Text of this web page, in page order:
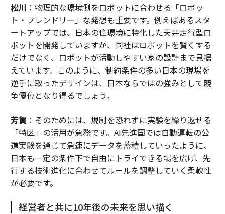
松川 ：物理的な環境側をロボットに合わせる「ロボッ
ト・フレンドリー」な発想も重要です。例えばあるスタ
ートアップでは、日本の住環境に特化した天井走行型ロ
ボットを開発していますが、同社はロボットを賢くする
だけでなく、ロボットが活動しやすい家の設計まで見据
えています。このように、制約条件の多い日本の現場を
逆手に取ったデザインは、日本ならではの強みとして競
争優位となり得るでしょう。
芳賀 ：そのためには、規制を恐れずに実験を繰り返せる
「特区」の活用が急務です。AI先進国では自動運転の公
道実験を通じて急速にデータを蓄積していったように、
日本も一定の条件下で自由にトライできる場を広げ、先
行する技術進化に合わせてルールを調整していく柔軟性
が必要です。
経営者と共に10年後の未来を思い描く